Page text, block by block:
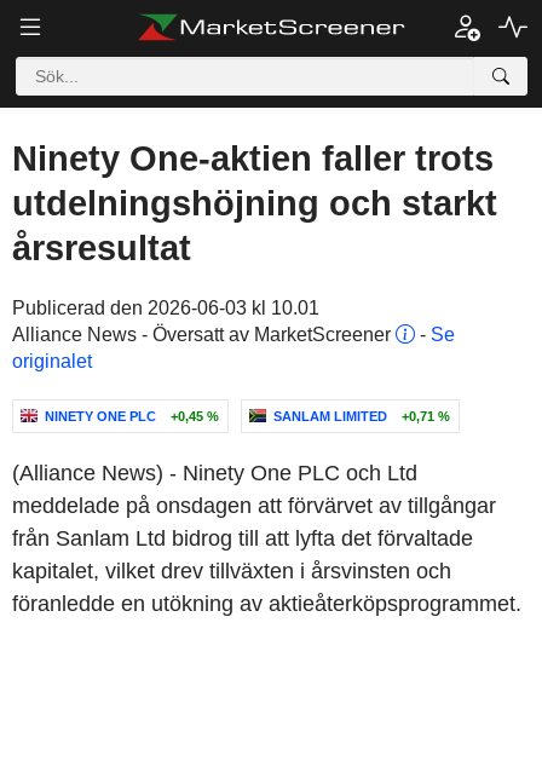
Ninety One-aktien faller trots
utdelningshöjning och starkt
årsresultat
Publicerad den 2026-06-03 kl 10.01
Alliance News - Översatt av MarketScreener
- Se
originalet
NINETY ONE PLC +0,45 % SANLAM LIMITED +0,71 %
(Alliance News) - Ninety One PLC och Ltd
meddelade på onsdagen att förvärvet av tillgångar
från Sanlam Ltd bidrog till att lyfta det förvaltade
kapitalet, vilket drev tillväxten i årsvinsten och
föranledde en utökning av aktieåterköpsprogrammet.